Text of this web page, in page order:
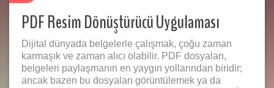
PDF Resim Dönüştürücü Uygulaması
Dijital dünyada belgelerle çalışmak, çoğu zaman
karmaşık ve zaman alıcı olabilir. PDF dosyaları,
belgeleri paylaşmanın en yaygın yollarından biridir;
ancak bazen bu dosyaları görüntülemek ya da